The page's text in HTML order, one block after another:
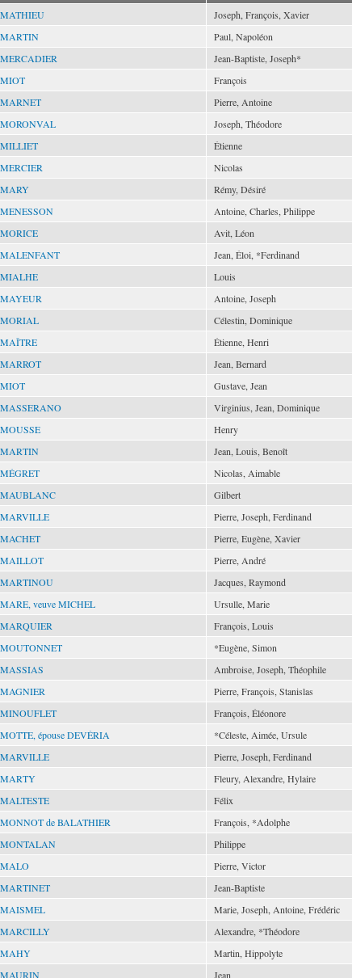
MATHIEU Joseph, François, Xavier
MARTIN
Paul, Napoléon
MERCADIER
Jean-Baptiste, Joseph*
MIOT
François
MARNET
Pierre, Antoine
MORONVAL
Joseph, Théodore
MILLIET
Étienne
MERCIER
Nicolas
MARY
Rémy, Désiré
MENESSON
Antoine, Charles, Philippe
MORICE
Avit, Léon
MALENFANT
Jean, Éloi, *Ferdinand
MIALHE
Louis
MAYEUR
Antoine, Joseph
MORIAL
Célestin, Dominique
MAÎTRE
Étienne, Henri
MARROT
Jean, Bernard
MIOT
Gustave, Jean
MASSERANO
Virginius, Jean, Dominique
MOUSSE
Henry
MARTIN
Jean, Louis, Benoît
MÉGRET
Nicolas, Aimable
MAUBLANC
Gilbert
MARVILLE
Pierre, Joseph, Ferdinand
MACHET
Pierre, Eugène, Xavier
MAILLOT
Pierre, André
MARTINOU
Jacques, Raymond
MARE, veuve MICHEL
Ursulle, Marie
MARQUIER
François, Louis
MOUTONNET
*Eugène, Simon
MASSIAS
Ambroise, Joseph, Théophile
MAGNIER
Pierre, François, Stanislas
MINOUFLET
François, Éléonore
MOTTE, épouse DEVÉRIA
*Céleste, Aimée, Ursule
MARVILLE
Pierre, Joseph, Ferdinand
MARTY
Fleury, Alexandre, Hylaire
MALTESTE
Félix
MONNOT de BALATHIER
François, *Adolphe
MONTALAN
Philippe
MALO
Pierre, Victor
MARTINET
Jean-Baptiste
MAISMEL
Marie, Joseph, Antoine, Frédéric
MARCILLY
Alexandre, *Théodore
MAHY
Martin, Hippolyte
MAURIN
Jean